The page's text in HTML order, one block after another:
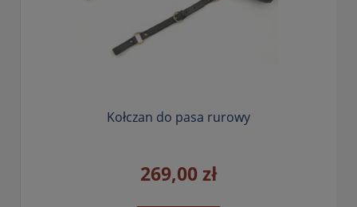
Kołczan do pasa rurowy
269,00 zł